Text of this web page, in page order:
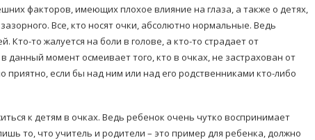
факторов, имеющих плохое влияние на глаза, а также о детях,
Все, кто носят очки, абсолютно нормальные. Ведь
то жалуется на боли в голове, а кто-то страдает от
данный момент осмеивает того, кто в очках, не застрахован от
если бы над ним или над его родственниками кто-либо
к детям в очках. Ведь ребенок очень чутко воспринимает
то, что учитель и родители – это пример для ребенка, должно